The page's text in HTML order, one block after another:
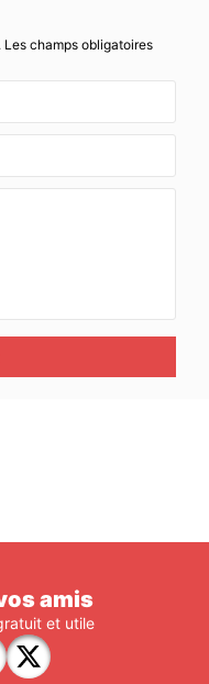
champs obligatoires
amis
et utile